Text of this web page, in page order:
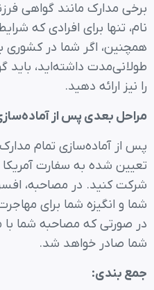
برخی مدارک مانند گواهی
نام، تنها برای افرادی که
همچنین، اگر شما در کشوری
طولانی‌مدت داشته‌اید،
را نیز ارائه دهید.
مراحل بعدی پس از
پس از آماده‌سازی تمام
تعیین شده به سفارت
شرکت کنید. در مصاحبه،
شما و انگیزه شما برای
در صورتی که مصاحبه شما با
شما صادر خواهد شد.
جمع بندی: